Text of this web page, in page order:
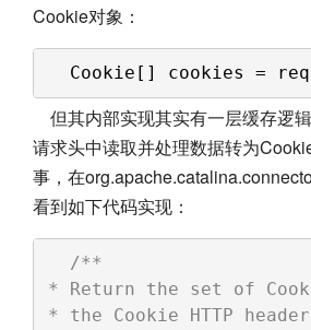
Cookie对象：
Cookie[] cookies =
但其内部实现其实有一层缓存逻
请求头中读取并处理数据转为
事，在
看到如下代码实现：
/**
* Return the set of
* the Cookie HTTP